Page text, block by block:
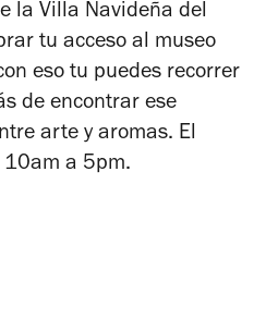
la Villa Navideña del
tu acceso al museo
eso tu puedes recorrer
de encontrar ese
arte y aromas. El
10am a 5pm.